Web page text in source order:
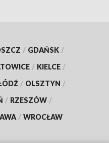
/ GDAŃSK /
/ KIELCE /
/ OLSZTYN /
/ RZESZÓW /
/ WROCŁAW